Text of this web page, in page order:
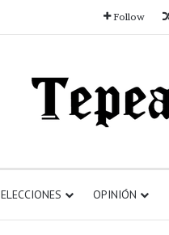
Follow
ELECCIONES OPINIÓN